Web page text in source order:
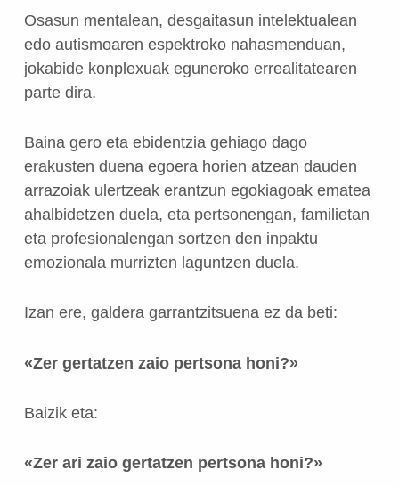
Osasun mentalean, desgaitasun intelektualean
edo autismoaren espektroko nahasmenduan,
jokabide konplexuak eguneroko errealitatearen
parte dira.
Baina gero eta ebidentzia gehiago dago
erakusten duena egoera horien atzean dauden
arrazoiak ulertzeak erantzun egokiagoak ematea
ahalbidetzen duela, eta pertsonengan, familietan
eta profesionalengan sortzen den inpaktu
emozionala murrizten laguntzen duela.
Izan ere, galdera garrantzitsuena ez da beti:
«Zer gertatzen zaio pertsona honi?»
Baizik eta:
«Zer ari zaio gertatzen pertsona honi?»